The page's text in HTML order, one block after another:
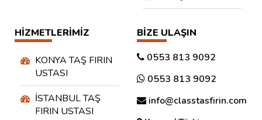
HIZMETLERIMIZ
KONYA TAŞ FIRIN
USTASI
İSTANBUL TAŞ
FIRIN USTASI
BIZE ULAŞIN
0553 813 9092
0553 813 9092
info@classtasfirin.com